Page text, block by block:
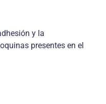
y la
presentes en el